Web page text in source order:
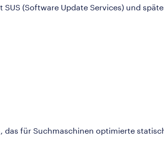
(Software Update Services) und
für Suchmaschinen optimierte